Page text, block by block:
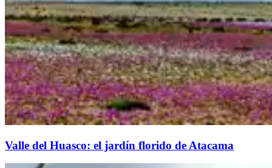
Valle del Huasco: el jardín florido de Atacama